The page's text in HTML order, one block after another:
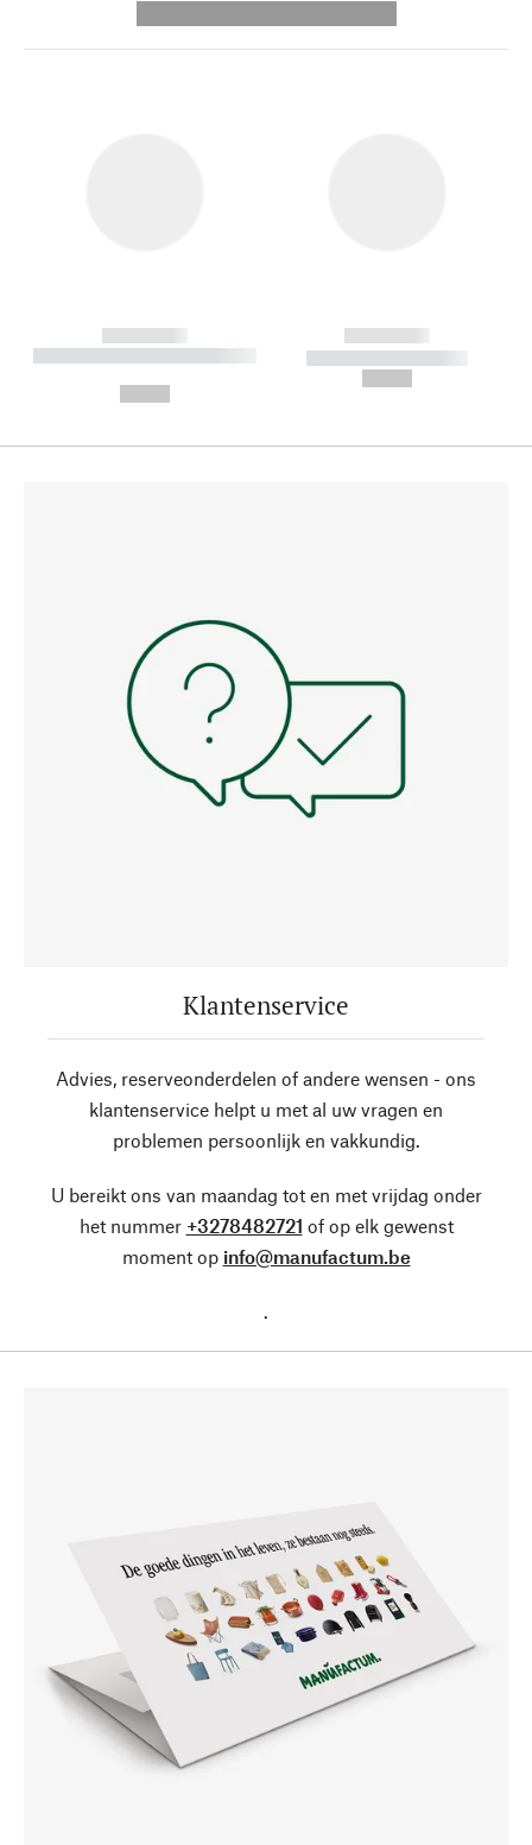
------------
----------- ----------- --------
------------
----------- -----------
Klantenservice
Advies, reserveonderdelen of andere wensen - ons
klantenservice helpt u met al uw vragen en
problemen persoonlijk en vakkundig.
U bereikt ons van maandag tot en met vrijdag onder
het nummer +3278482721 of op elk gewenst
moment op info@manufactum.be
.